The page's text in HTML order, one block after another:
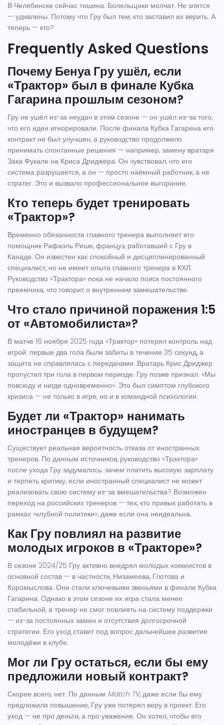
В Челябинске сейчас тишина. Болельщики молчат. Не злятся
— удивлены. Потому что Гру был тем, кто заставил их верить. А
теперь — кто?
Frequently Asked Questions
Почему Бенуа Гру ушёл, если
«Трактор» был в финале Кубка
Гагарина прошлым сезоном?
Гру не ушёл из-за неудач в этом сезоне — он ушёл из-за того,
что его идеи игнорировали. После финала Кубка Гагарина его
контракт не был улучшен, а руководство продолжило
принимать спонтанные решения — например, замену вратаря
Зака Фукале на Криса Дриджера. Он чувствовал, что его
система разрушается, а он — просто наёмный работник, а не
стратег. Это и вызвало профессиональное выгорание.
Кто теперь будет тренировать
«Трактор»?
Временно обязанности главного тренера выполняет его
помощник Рафаэль Рише, француз, работавший с Гру в
Канаде. Он известен как спокойный и дисциплинированный
специалист, но не имеет опыта главного тренера в КХЛ.
Руководство «Трактора» пока не начало поиск постоянного
преемника, что говорит о внутреннем замешательстве.
Что стало причиной поражения 1:5
от «Автомобилиста»?
В матче 16 ноября 2025 года «Трактор» потерял контроль над
игрой: первые два гола были забиты в течение 35 секунд, а
защита не справлялась с передачами. Вратарь Крис Дриджер
пропустил три гола в первом периоде. Гру позже признал: «Мы
повсюду и нигде одновременно». Это был симптом глубокого
кризиса — не только в игре, но и в командной психологии.
Будет ли «Трактор» нанимать
иностранцев в будущем?
Существует реальная вероятность отказа от иностранных
тренеров. По данным источников, руководство «Трактора»
после ухода Гру задумалось: зачем платить высокую зарплату
и терпеть критику, если иностранный специалист не может
реализовать свою систему из-за вмешательства? Возможен
переход на российских тренеров — тех, кто привык работать в
рамках «клубной политики», даже если она неидеальна.
Как Гру повлиял на развитие
молодых игроков в «Тракторе»?
В сезоне 2024/25 Гру активно внедрял молодых хоккеистов в
основной состав — в частности, Низамеева, Глотова и
Коромыслова. Они стали ключевыми звеньями в финале Кубка
Гагарина. Однако в этом сезоне их игра стала менее
стабильной, а тренер не смог повлиять на систему поддержки
— из-за постоянных замен и отсутствия долгосрочной
стратегии. Его уход ставит под вопрос дальнейшее развитие
молодёжи в клубе.
Мог ли Гру остаться, если бы ему
предложили новый контракт?
Скорее всего, нет. По данным Match TV, даже если бы ему
предложили повышение, Гру уже потерял веру в проект. Его
уход — не про деньги, а про уважение. Он хотел, чтобы его